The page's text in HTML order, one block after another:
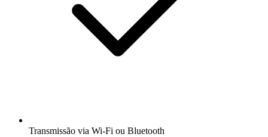
Transmissão via Wi-Fi ou Bluetooth